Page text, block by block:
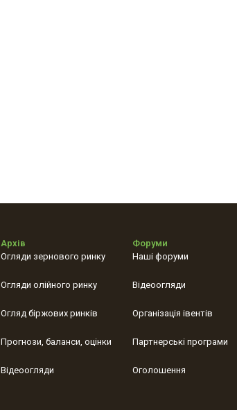
Архів
Огляди зернового ринку
Огляди олійного ринку
Огляд біржових ринків
Прогнози, баланси, оцінки
Відеоогляди
Форуми
Наші форуми
Відеоогляди
Організація івентів
Партнерські програми
Оголошення